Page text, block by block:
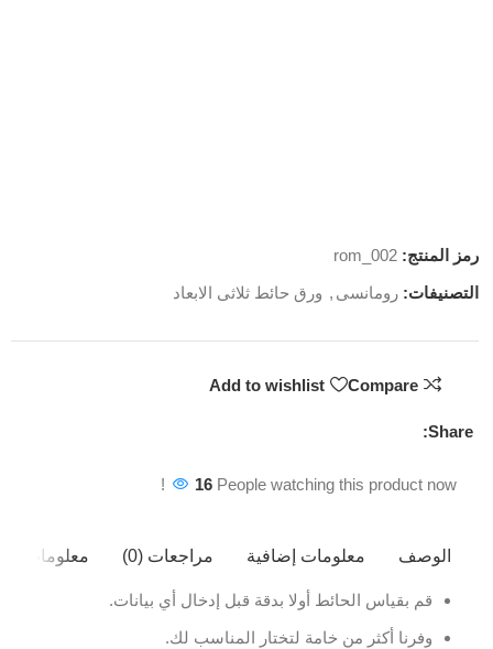
رمز المنتج:rom_002
التصنيفات: رومانسى , ورق حائط ثلاثى الابعاد
Compare
Add to wishlist
Share:
16 People watching this product now!
الوصف معلومات إضافية مراجعات (0) معلومات
قم بقياس الحائط أولا بدقة قبل إدخال أي بيانات.
وفرنا أكثر من خامة لتختار المناسب لك.